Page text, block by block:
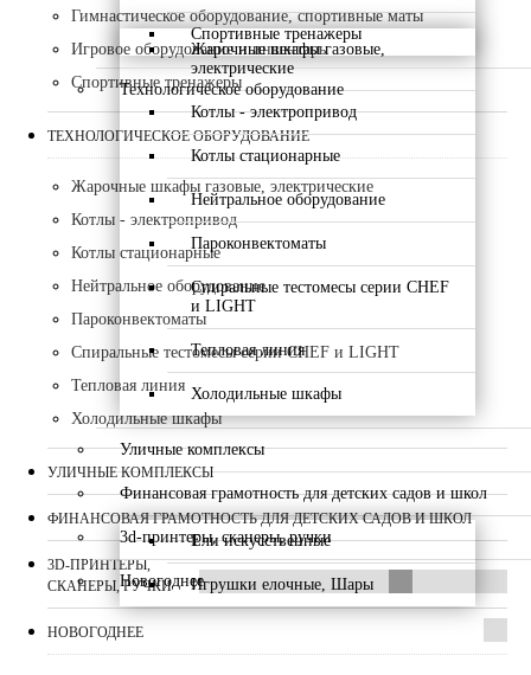
Спортивные тренажеры
Технологическое оборудование
Жарочные шкафы газовые,
электрические
Котлы - электропривод
Котлы стационарные
Нейтральное оборудование
Пароконвектоматы
Спиральные тестомесы серии CHEF
и LIGHT
Тепловая линия
Холодильные шкафы
Уличные комплексы
Финансовая грамотность для детских садов и школ
3d-принтеры, сканеры, ручки
Новогоднее
Ели искусственные
Игрушки елочные, Шары
Гимнастическое оборудование, спортивные маты
Игровое оборудование и инвентарь
Спортивные тренажеры
ТЕХНОЛОГИЧЕСКОЕ ОБОРУДОВАНИЕ
Жарочные шкафы газовые, электрические
Котлы - электропривод
Котлы стационарные
Нейтральное оборудование
Пароконвектоматы
Спиральные тестомесы серии CHEF и LIGHT
Тепловая линия
Холодильные шкафы
УЛИЧНЫЕ КОМПЛЕКСЫ
ФИНАНСОВАЯ ГРАМОТНОСТЬ ДЛЯ ДЕТСКИХ САДОВ И ШКОЛ
3D-ПРИНТЕРЫ,
СКАНЕРЫ, РУЧКИ
НОВОГОДНЕЕ